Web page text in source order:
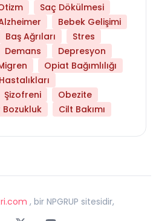
Saç Dökülmesi
Bebek Gelişimi
Baş Ağrıları
Stres
Demans
Depresyon
Opiat Bağımlılığı
Şizofreni
Obezite
Cilt Bakımı
, bir NPGRUP sitesidir,